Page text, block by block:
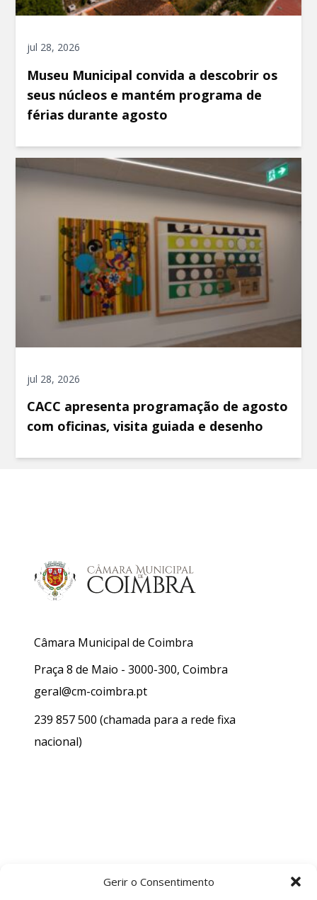
Gerir o Consentimento
jul 28, 2026
Museu Municipal convida a descobrir os
seus núcleos e mantém programa de
férias durante agosto
jul 28, 2026
CACC apresenta programação de agosto
com oficinas, visita guiada e desenho
Câmara Municipal de Coimbra
Praça 8 de Maio - 3000-300, Coimbra
geral@cm-coimbra.pt
239 857 500 (chamada para a rede fixa
nacional)